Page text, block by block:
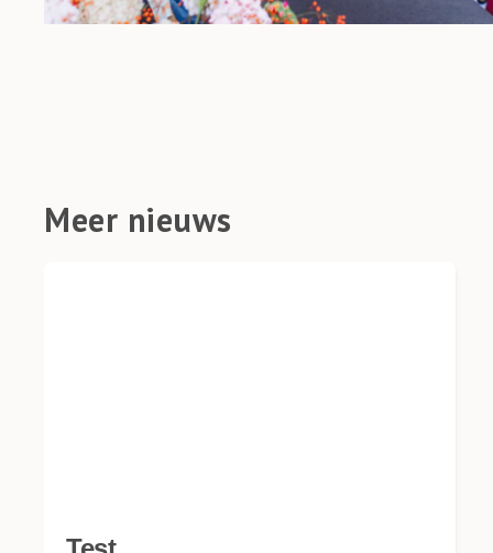
Meer nieuws